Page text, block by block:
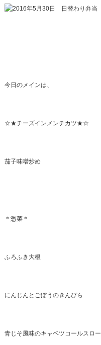
今日のメインは、
☆★チーズインメンチカツ★☆
茄子味噌炒め
＊惣菜＊
ふろふき大根
にんじんとごぼうのきんぴら
青じそ風味のキャベツコールスロー